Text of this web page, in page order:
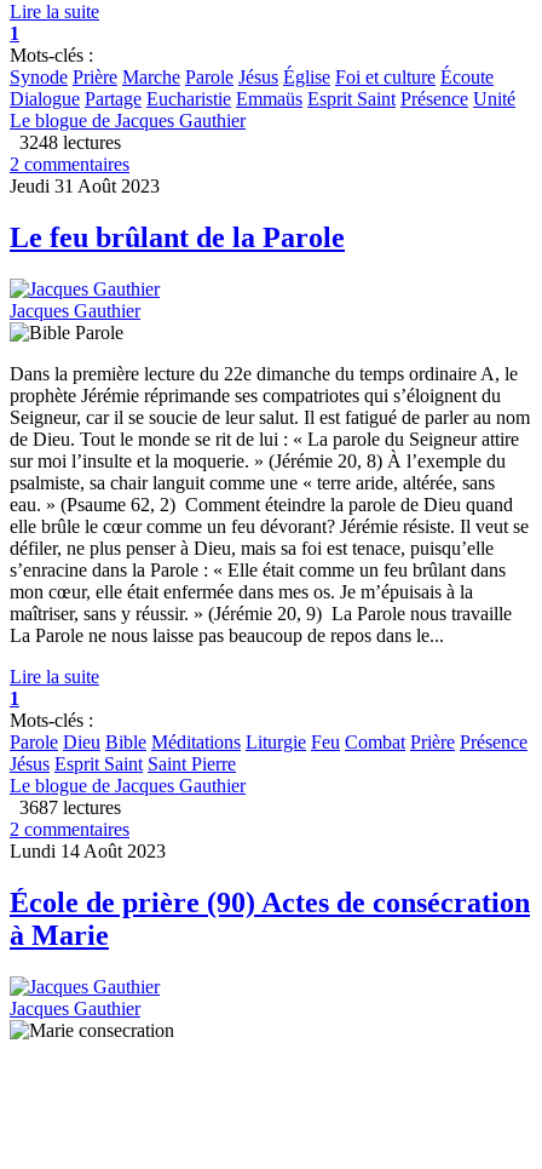
Lire la suite
1
Mots-clés :
Synode Prière Marche Parole Jésus Église Foi et culture Écoute
Dialogue Partage Eucharistie Emmaüs Esprit Saint Présence Unité
Le blogue de Jacques Gauthier
3248 lectures
2 commentaires
Jeudi 31 Août 2023
Le feu brûlant de la Parole
Jacques Gauthier
Dans la première lecture du 22e dimanche du temps ordinaire A, le
prophète Jérémie réprimande ses compatriotes qui s’éloignent du
Seigneur, car il se soucie de leur salut. Il est fatigué de parler au nom
de Dieu. Tout le monde se rit de lui : « La parole du Seigneur attire
sur moi l’insulte et la moquerie. » (Jérémie 20, 8) À l’exemple du
psalmiste, sa chair languit comme une « terre aride, altérée, sans
eau. » (Psaume 62, 2) Comment éteindre la parole de Dieu quand
elle brûle le cœur comme un feu dévorant? Jérémie résiste. Il veut se
défiler, ne plus penser à Dieu, mais sa foi est tenace, puisqu’elle
s’enracine dans la Parole : « Elle était comme un feu brûlant dans
mon cœur, elle était enfermée dans mes os. Je m’épuisais à la
maîtriser, sans y réussir. » (Jérémie 20, 9) La Parole nous travaille
La Parole ne nous laisse pas beaucoup de repos dans le...
Lire la suite
1
Mots-clés :
Parole Dieu Bible Méditations Liturgie Feu Combat Prière Présence
Jésus Esprit Saint Saint Pierre
Le blogue de Jacques Gauthier
3687 lectures
2 commentaires
Lundi 14 Août 2023
École de prière (90) Actes de consécration
à Marie
Jacques Gauthier